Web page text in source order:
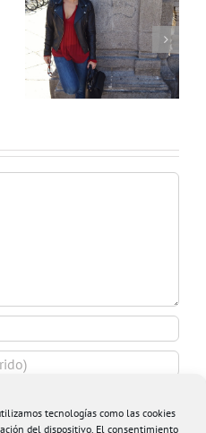
tecnologías como las cookies
del dispositivo. El consentimiento
Tartan shirt &
leather skirt